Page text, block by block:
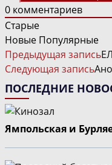
0 комментариев
Старые
Новые Популярные
ЧИТАТЬ
ДАЛЕЕ
СТАТЬИ
Предыдущая запись
Следующая запись
ПОСЛЕДНИЕ
Ямпольская и